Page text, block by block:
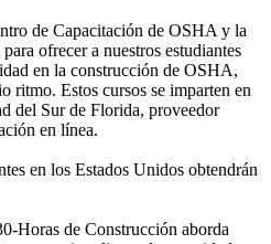
de Capacitación de OSHA y la
ofrecer a nuestros estudiantes
en la construcción de OSHA,
ritmo. Estos cursos se imparten en
del Sur de Florida, proveedor
en línea.
en los Estados Unidos obtendrán
Horas de Construcción aborda